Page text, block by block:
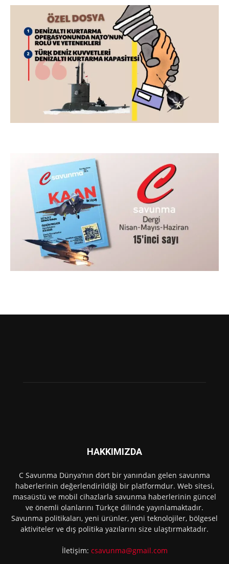
HAKKIMIZDA
C Savunma Dünya’nın dört bir yanından gelen savunma
haberlerinin değerlendirildiği bir platformdur. Web sitesi,
masaüstü ve mobil cihazlarla savunma haberlerinin güncel
ve önemli olanlarını Türkçe dilinde yayınlamaktadır.
Savunma politikaları, yeni ürünler, yeni teknolojiler, bölgesel
aktiviteler ve dış politika yazılarını size ulaştırmaktadır.
İletişim: csavunma@gmail.com